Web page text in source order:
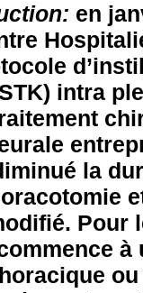
en
intra
la
Pour